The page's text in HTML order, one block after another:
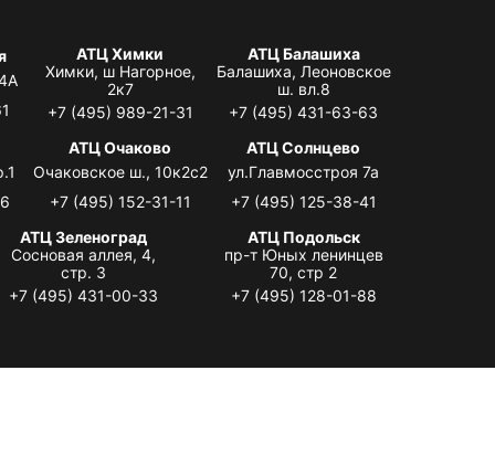
АТЦ Химки
Химки, ш Нагорное,
2к7
+7 (495) 989-21-31
АТЦ Балашиха
Балашиха, Леоновское
ш. вл.8
+7 (495) 431-63-63
АТЦ Очаково
Очаковское ш., 10к2с2
+7 (495) 152-31-11
АТЦ Солнцево
ул.Главмосстроя 7а
+7 (495) 125-38-41
АТЦ Зеленоград
Сосновая аллея, 4,
стр. 3
+7 (495) 431-00-33
АТЦ Подольск
пр-т Юных ленинцев
70, стр 2
+7 (495) 128-01-88